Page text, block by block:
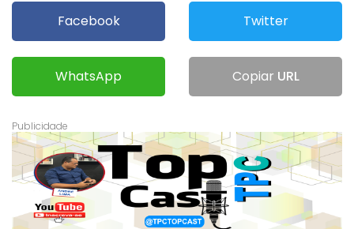
Facebook Twitter
WhatsApp Copiar URL